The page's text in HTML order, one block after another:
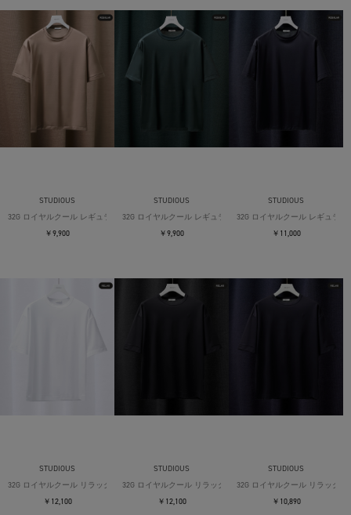
STUDIOUS
32G ロイヤルクール レギュラーTシャツ
￥9,900
STUDIOUS
32G ロイヤルクール レギュラーTシャツ
￥9,900
STUDIOUS
32G ロイヤルクール レギュラー
￥11,000
STUDIOUS
32G ロイヤルクール リラックスTシャツ
￥12,100
STUDIOUS
32G ロイヤルクール リラックスTシャツ
￥12,100
STUDIOUS
32G ロイヤルクール リラックス
￥10,890